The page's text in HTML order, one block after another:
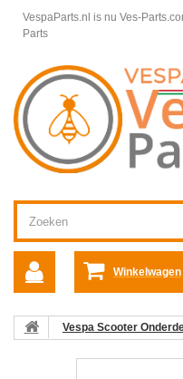
VespaParts.nl is nu Ves-
Parts
Winkelwagen
Vespa Scooter